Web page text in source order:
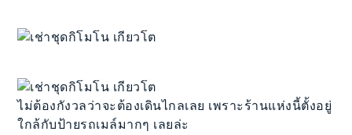
ไม่ต้องกังวลว่าจะต้องเดินไกลเลย เพราะร้านแห่งนี้ตั้งอยู่
ใกล้กับป้ายรถเมล์มากๆ เลยล่ะ